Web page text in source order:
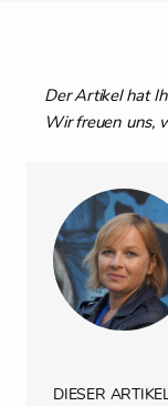
Der Artikel hat
Wir freuen uns,
DIESER